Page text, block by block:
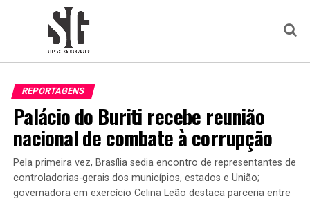
REPORTAGENS
Palácio do Buriti recebe reunião
nacional de combate à corrupção
Pela primeira vez, Brasília sedia encontro de representantes de
controladorias-gerais dos municípios, estados e União;
governadora em exercício Celina Leão destaca parceria entre